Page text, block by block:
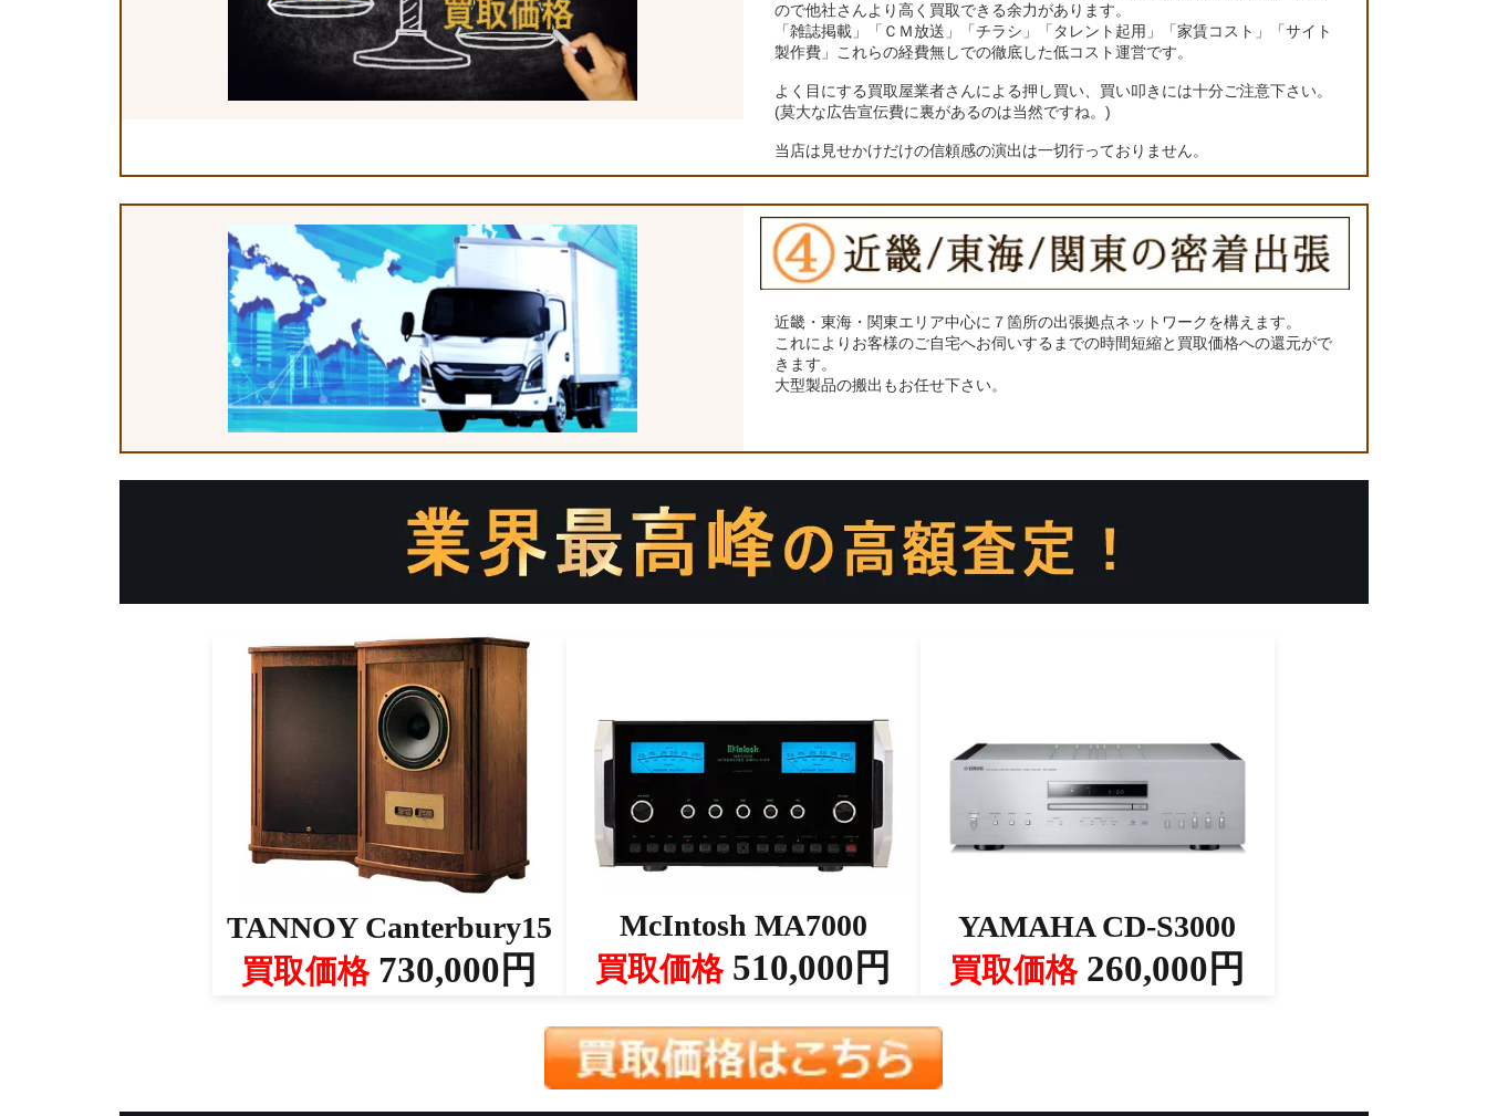
ので他社さんより高く買取できる余力があります。
「雑誌掲載」「ＣＭ放送」「チラシ」「タレント起用」「家賃コスト」「サイト
製作費」これらの経費無しでの徹底した低コスト運営です。
よく目にする買取屋業者さんによる押し買い、買い叩きには十分ご注意下さい。
(莫大な広告宣伝費に裏があるのは当然ですね。)
当店は見せかけだけの信頼感の演出は一切行っておりません。
近畿・東海・関東エリア中心に７箇所の出張拠点ネットワークを構えます。
これによりお客様のご自宅へお伺いするまでの時間短縮と買取価格への還元がで
きます。
大型製品の搬出もお任せ下さい。
TANNOY Canterbury15
買取価格730,000円
McIntosh MA7000
買取価格510,000円
YAMAHA CD-S3000
買取価格260,000円